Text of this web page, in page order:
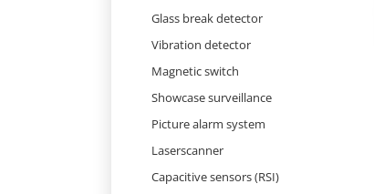
Skip
Glass break detector
Vibration detector
Magnetic switch
Showcase surveillance
Picture alarm system
Laserscanner
Capacitive sensors (RSI)